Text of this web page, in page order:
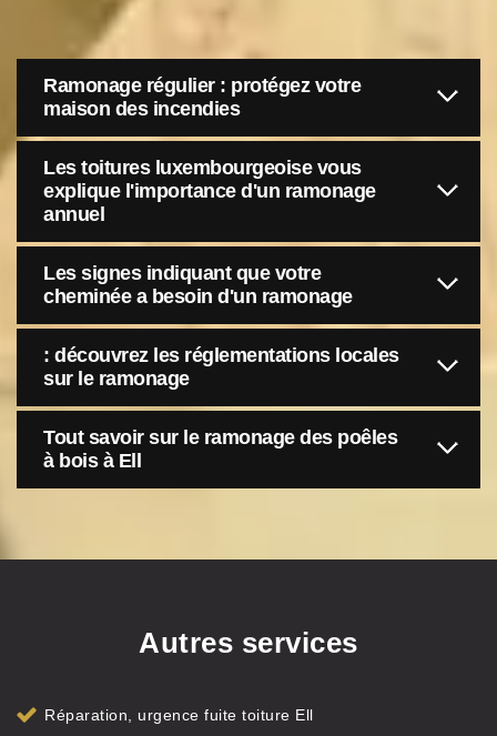
Ramonage régulier : protégez votre
maison des incendies
Les toitures luxembourgeoise vous
explique l'importance d'un ramonage
annuel
Les signes indiquant que votre
cheminée a besoin d'un ramonage
: découvrez les réglementations locales
sur le ramonage
Tout savoir sur le ramonage des poêles
à bois à Ell
Autres services
Réparation, urgence fuite toiture Ell